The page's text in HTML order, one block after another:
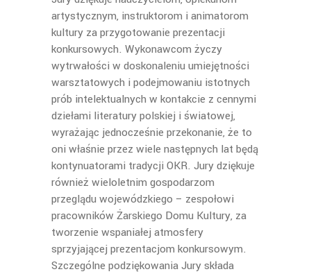
artystycznym, instruktorom i animatorom
kultury za przygotowanie prezentacji
konkursowych. Wykonawcom życzy
wytrwałości w doskonaleniu umiejętności
warsztatowych i podejmowaniu istotnych
prób intelektualnych w kontakcie z cennymi
dziełami literatury polskiej i światowej,
wyrażając jednocześnie przekonanie, że to
oni właśnie przez wiele następnych lat będą
kontynuatorami tradycji OKR. Jury dziękuje
również wieloletnim gospodarzom
przeglądu wojewódzkiego – zespołowi
pracowników Żarskiego Domu Kultury, za
tworzenie wspaniałej atmosfery
sprzyjającej prezentacjom konkursowym.
Szczególne podziękowania Jury składa